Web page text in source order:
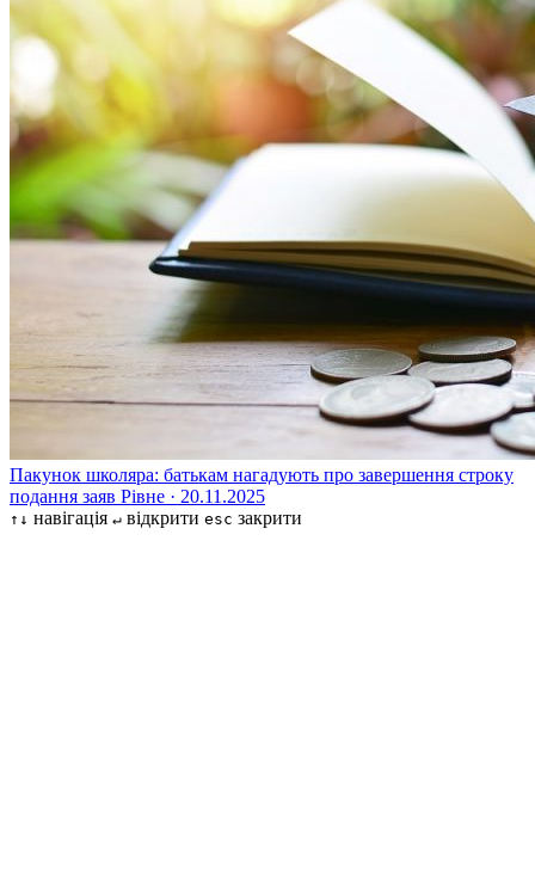
Пакунок школяра: батькам нагадують про завершення строку
подання заяв Рівне · 20.11.2025
↑↓ навігація ↵ відкрити esc закрити